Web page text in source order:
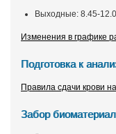
Выходные: 8.45-
Изменения в графике
Подготовка к
Правила сдачи крови
Забор